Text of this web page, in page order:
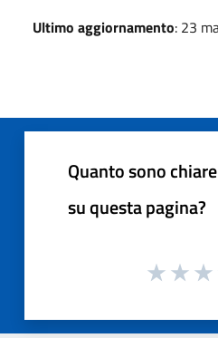
Ultimo aggiornamento: 23
Quanto sono
su questa pagina?